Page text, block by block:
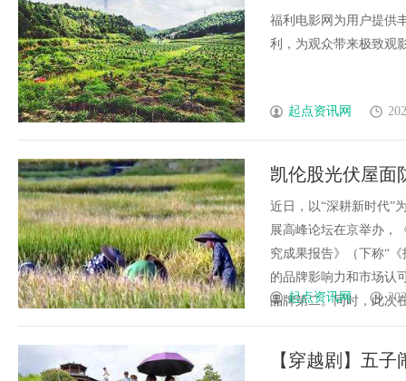
福利电影网为用户提供
利，为观众带来极致观
起点资讯网
凯伦股光伏屋面
近日，以“深耕新时代”
展高峰论坛在京举办，
究成果报告》（下称“
的品牌影响力和市场认
品牌第二。同时，此次
起点资讯网
【穿越剧】五